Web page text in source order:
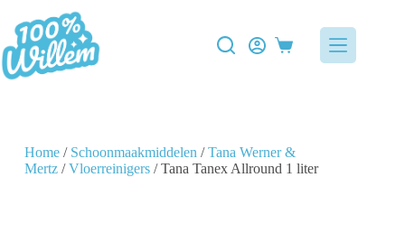
Home/ Schoonmaakmiddelen /Tana Werner &
Mertz/Vloerreinigers/ Tana Tanex Allround 1 liter